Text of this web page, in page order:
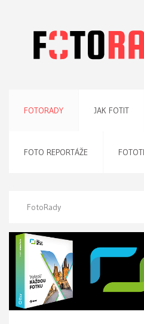
FOTORADY JAK FOTIT
FOTO REPORTÁŽE
FotoRady